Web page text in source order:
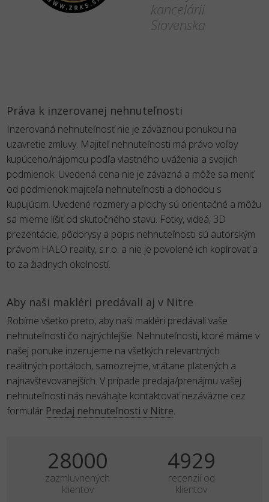
kancelárii
Slovenska
Práva k inzerovanej nehnuteľnosti
Inzerovaná nehnuteľnosť nie je záväznou ponukou na
uzavretie zmluvy. Majiteľ nehnuteľnosti má právo voľby
kupúceho/nájomcu podľa vlastného uváženia a svojich
podmienok. Uvedená cena nie je záväzná a môže sa meniť
od podmienok majiteľa nehnuteľnosti a dohodou s
kupujúcim. Uvedené rozmery a plochy sú orientačné a môžu
sa mierne líšiť od skutočného stavu. Fotky, videá, 3D
prezentácie, pôdorysy a popis nehnuteľnosti sú autorským
právom HALO reality, s.r.o. a nie je povolené ich kopírovať a
to za žiadnych okolností.
Aby naši makléri predávali aj v Nitre
Robíme všetko preto, aby naši makléri predávali vaše
nehnuteľnosti čo najrýchlejšie. Nehnuteľnosti, ktoré máme v
našej ponuke inzerujeme na všetkých relevantných
realitných portáloch, samozrejme, vrátane platených a
najnavštevovanejších. V prípade predaja/prenájmu vašej
nehnuteľnosti nás neváhajte kontaktovať nezáväzne cez
formulár Predaj nehnuteľnosti v Nitre.
35000
zazmluvnených
klientov
6161
recenzií od
klientov